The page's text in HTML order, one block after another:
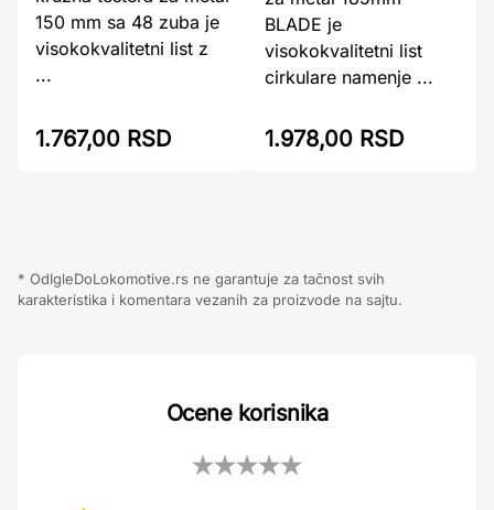
150 mm sa 48 zuba je
visokokvalitetni list z
...
1.767,00 RSD
BLADE je
visokokvalitetni list
cirkulare namenje ...
1.978,00 RSD
* OdIgleDoLokomotive.rs ne garantuje za tačnost svih
karakteristika i komentara vezanih za proizvode na sajtu.
Ocene korisnika